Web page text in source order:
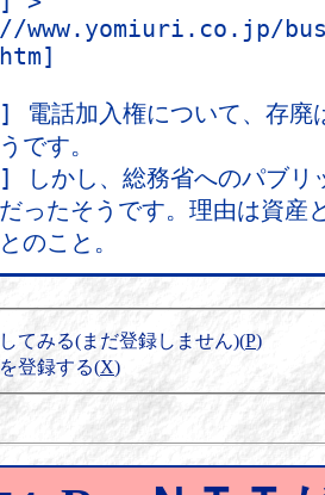
てみる(まだ登録しません)(P)
登録する(X)